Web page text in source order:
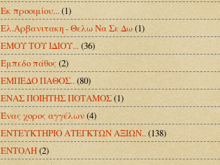
Εκ προοιμίου...(1)
Ελ.Αρβανιτακη - Θελω Να Σε Δω(1)
ΕΜΟΥ ΤΟΥ ΙΔΙΟΥ...(36)
Έμπεδο πάθος (2)
ΕΜΠΕΔΟ ΠΑΘΟΣ..(80)
ΕΝΑΣ ΠΟΙΗΤΗΣ ΠΟΤΑΜΟΣ(1)
Ένας χορος αγγέλων(4)
ΕΝΤΕΥΚΤΗΡΙΟ ΑΤΕΓΚΤΩΝ ΑΞΙΩΝ..(138)
ΕΝΤΟΛΗ(2)